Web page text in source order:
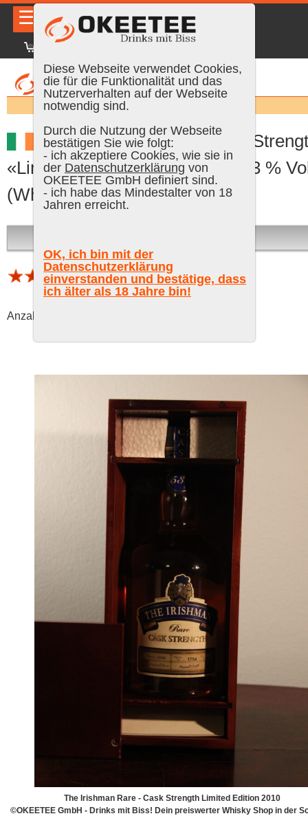
☰ DE FR EN|Anmelden
Suchen:
The Irishman Rare - Cask
«Limited Edition 2010», 70 cl, 43 %
(Whisky)
1 Bewertung (Schnitt 4.25 von 5)
Anzahl Flaschen: 2850
The Irishman Rare - Cask Strength Limited Edition 2010
©OKEETEE GmbH - Drinks mit Biss! Dein preiswerter Whisky Shop in der
Diese Webseite verwendet Cookies,
die für die Funktionalität und das
Nutzerverhalten auf der Webseite
notwendig sind.
Durch die Nutzung der Webseite
bestätigen Sie wie folgt:
- ich akzeptiere Cookies, wie sie in
der Datenschutzerklärung von
OKEETEE GmbH definiert sind.
- ich habe das Mindestalter von 18
Jahren erreicht.
OK, ich bin mit der
Datenschutzerklärung
einverstanden und bestätige, dass
ich älter als 18 Jahre bin!